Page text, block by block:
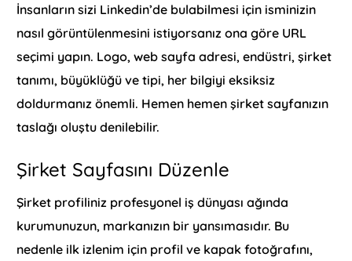
İnsanların sizi Linkedin’de bulabilmesi için isminizin
nasıl görüntülenmesini istiyorsanız ona göre URL
seçimi yapın. Logo, web sayfa adresi, endüstri, şirket
tanımı, büyüklüğü ve tipi, her bilgiyi eksiksiz
doldurmanız önemli. Hemen hemen şirket sayfanızın
taslağı oluştu denilebilir.
Şirket Sayfasını Düzenle
Şirket profiliniz profesyonel iş dünyası ağında
kurumunuzun, markanızın bir yansımasıdır. Bu
nedenle ilk izlenim için profil ve kapak fotoğrafını,